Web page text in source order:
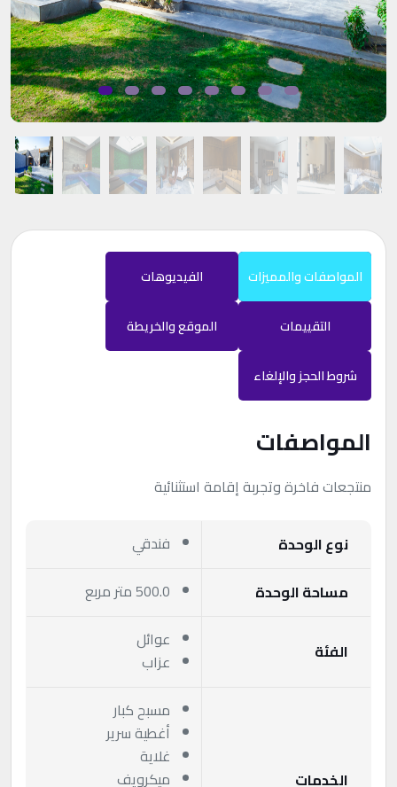
المواصفات والمميزات الفيديوهات
التقييمات الموقع والخريطة
شروط الحجز والإلغاء
المواصفات
منتجعات فاخرة وتجربة إقامة استثنائية
نوع الوحدة
فندقي
مساحة الوحدة
500.0 متر مربع
الفئة
عوائل
عزاب
الخدمات
مسبح كبار
أغطية سرير
غلاية
ميكرويف